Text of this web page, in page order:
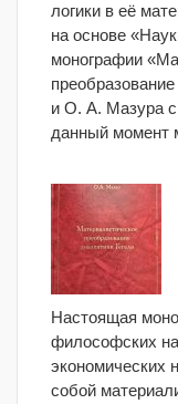
логики в её
на основе
монографии
и О. А. Мазура с
данный момент
Настоящая
философских
экономических
собой